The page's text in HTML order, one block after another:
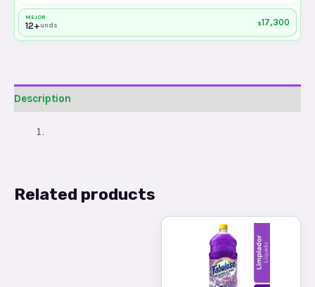
MEJOR
12+unds $17,300
Description
Related products